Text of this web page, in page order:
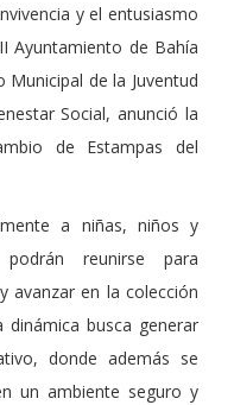
y el entusiasmo
Ayuntamiento de Bahía
de la Juventud
Social, anunció la
de Estampas del
a niñas, niños y
reunirse para
avanzar en la colección
busca generar
donde además se
un ambiente seguro y